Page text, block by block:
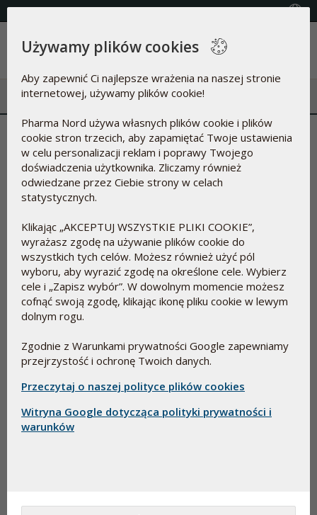
Menu
Filtr
SelenoQ10
Produkt będący połączeniem koenzymu Q10 i selenu
(SelenoPrecise). Oryginalna formuła KiSel-10.
Używamy plików cookies
Aby zapewnić Ci najlepsze wrażenia na naszej stronie
internetowej, używamy plików cookie!
Pharma Nord używa własnych plików cookie i plików
cookie stron trzecich, aby zapamiętać Twoje ustawienia
w celu personalizacji reklam i poprawy Twojego
doświadczenia użytkownika. Zliczamy również
odwiedzane przez Ciebie strony w celach
statystycznych.
Klikając „AKCEPTUJ WSZYSTKIE PLIKI COOKIE”,
wyrażasz zgodę na używanie plików cookie do
wszystkich tych celów. Możesz również użyć pól
wyboru, aby wyrazić zgodę na określone cele. Wybierz
cele i „Zapisz wybór”. W dowolnym momencie możesz
cofnąć swoją zgodę, klikając ikonę pliku cookie w lewym
dolnym rogu.
Zgodnie z Warunkami prywatności Google zapewniamy
przejrzystość i ochronę Twoich danych.
Przeczytaj o naszej polityce plików cookies
Witryna Google dotycząca polityki prywatności i
warunków